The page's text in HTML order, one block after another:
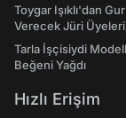
Toygar Işıklı'dan
Verecek Jüri Üyeleri
Tarla İşçisiydi
Beğeni Yağdı
Hızlı Erişim